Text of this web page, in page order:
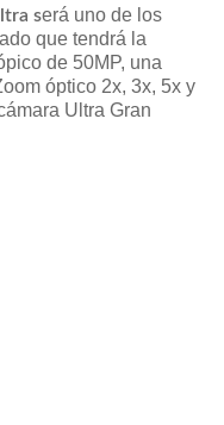
será uno de los
que tendrá la
de 50MP, una
óptico 2x, 3x, 5x y
Ultra Gran